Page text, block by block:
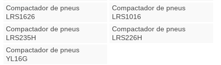
Compactador de pneus
LRS1626
Compactador de pneus
LRS1016
Compactador de pneus
LRS235H
Compactador de pneus
LRS226H
Compactador de pneus
YL16G